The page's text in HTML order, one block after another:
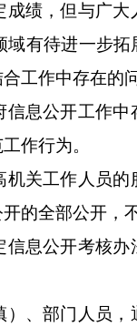
绩，但与广
有待进一步
工作中存在的
信息公开工作
作行为。
机关工作人员
的全部公开，
信息公开考核
）、部门人员